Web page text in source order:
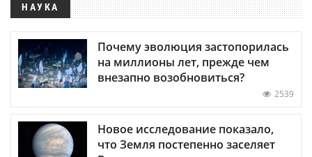
НАУКА
Почему эволюция застопорилась
на миллионы лет, прежде чем
внезапно возобновиться?
2539
Новое исследование показало,
что Земля постепенно заселяет